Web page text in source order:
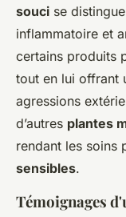
souci se
inflammatoire et
certains produits
tout en lui offrant
agressions
d’autres plantes
rendant les soins
sensibles.
Témoignages